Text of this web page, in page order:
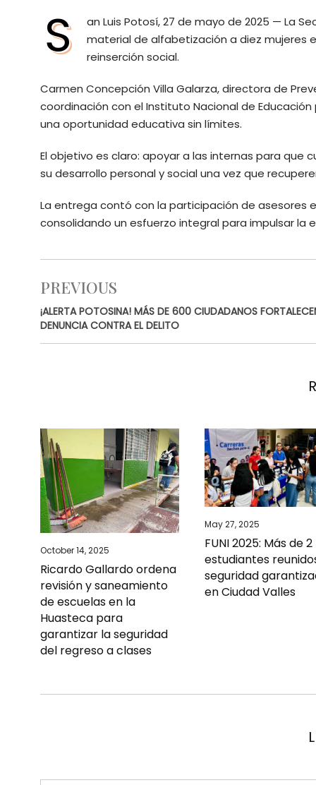
S
an Luis Potosí, 27 de mayo de 2025 — La
material de alfabetización a diez mujeres
reinserción social.
Carmen Concepción Villa Galarza, directora de
coordinación con el Instituto Nacional de
una oportunidad educativa sin límites.
El objetivo es claro: apoyar a las internas para que
su desarrollo personal y social una vez que
La entrega contó con la participación de asesores
consolidando un esfuerzo integral para impulsar la
PREVIOUS
¡ALERTA POTOSINA! MÁS DE 600 CIUDADANOS
DENUNCIA CONTRA EL DELITO
October 14, 2025
Ricardo Gallardo ordena
revisión y saneamiento
de escuelas en la
Huasteca para
garantizar la seguridad
del regreso a clases
May 27, 2025
FUNI 2025: Más de
estudiantes
seguridad
en Ciudad Valles